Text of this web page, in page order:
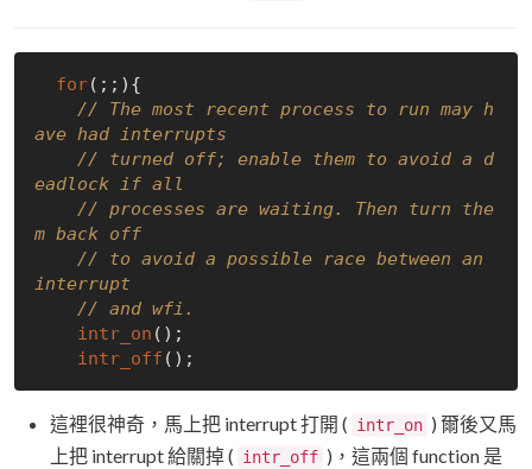
for(;;){
// The most recent process to run may h
ave had interrupts
// turned off; enable them to avoid a d
eadlock if all
// processes are waiting. Then turn the
m back off
// to avoid a possible race between an
interrupt
// and wfi.
intr_on ();
intr_off
這裡很神奇，馬上把 interrupt 打開 ( intr_on ) 爾後又馬
上把 interrupt 給關掉 ( intr_off )，這兩個 function 是